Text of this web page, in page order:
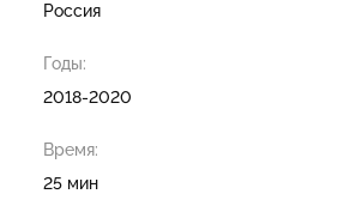
Россия
Годы:
2018-2020
Время:
25 мин